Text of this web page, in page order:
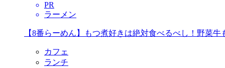
PR
ラーメン
【8番らーめん】もつ煮好きは絶対食べるべし！野菜
カフェ
ランチ